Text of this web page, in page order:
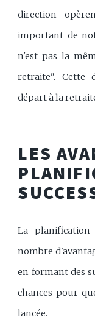
direction
important de
n'est pas la
retraite". Cette
départ à la
LES
La
nombre
en formant des
chances pour
lancée.